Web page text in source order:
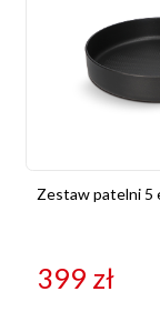
Zestaw patelni 5
399 zł